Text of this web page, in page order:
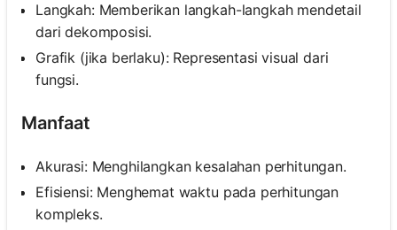
Langkah: Memberikan langkah-langkah mendetail
dari dekomposisi.
Grafik (jika berlaku): Representasi visual dari
fungsi.
Manfaat
Akurasi: Menghilangkan kesalahan perhitungan.
Efisiensi: Menghemat waktu pada perhitungan
kompleks.